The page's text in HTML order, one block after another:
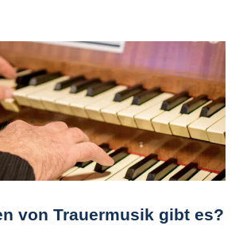
von Trauermusik gibt es?